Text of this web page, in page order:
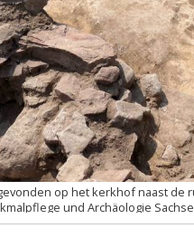
op het kerkhof naast de
und Archäologie